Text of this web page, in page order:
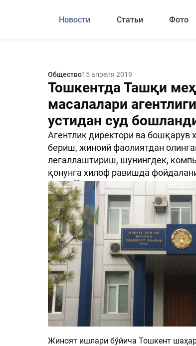
Новости Статьи Фото
Общество15 апреля 2019
Тошкентда Ташқи
масалалари
устидан суд
Агентлик директори ва бошқарув
бериш, жиноий фаолиятдан
легаллаштириш, шунингдек,
қонунга хилоф равишда
3416 0
Жиноят ишлари бўйича Тошкент